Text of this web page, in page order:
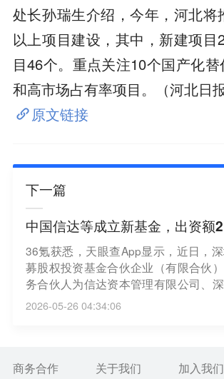
处长孙瑞生介绍，今年，河北将
以上项目建设，其中，新建项目
目46个。重点关注10个国产化
和高市场占有率项目。（河北日报
原文链接
下一篇
中国信达等成立新基金，出资额
36氪获悉，天眼查App显示，近日，
募股权投资基金合伙企业（有限合伙
务合伙人为信达资本管理有限公司、
股权基金管理（深圳）有限公司，
币，经营范围为以私募基金从事股
理、资产管理等活动。合伙人信息显
管理股份有限公司等共同出资。
2026-05-26 04:34:06
商务合作 关于我们 加入我们